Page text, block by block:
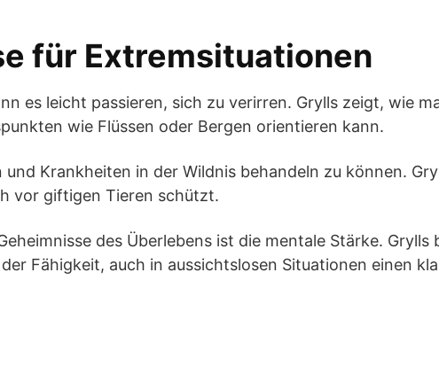
für Extremsituationen
es leicht passieren, sich zu verirren. Grylls zeigt, wie
wie Flüssen oder Bergen orientieren kann.
Krankheiten in der Wildnis behandeln zu können.
vor giftigen Tieren schützt.
des Überlebens ist die mentale Stärke.
Fähigkeit, auch in aussichtslosen Situationen einen